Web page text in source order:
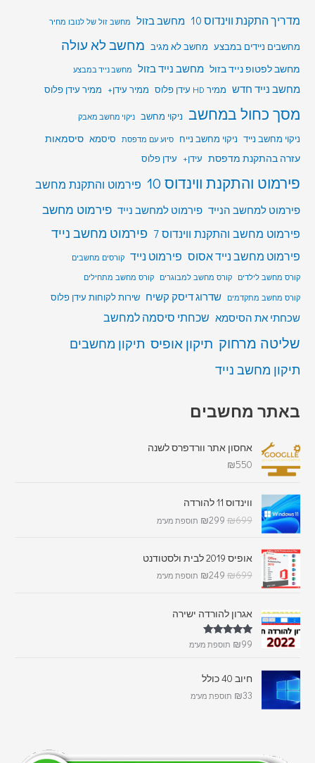
מדריך התקנת ווינדוס 10 מחשב בזול מחשב זול של לנובו מחיר
מחשבים ניידים במבצע מחשב לא מגיב מחשב לא עולה
מחשב לפטופ נייד בזול מחשב נייד בזול מחשב נייד במבצע
מחשב נייד חדש ממיר HD עידן פלוס ממיר עידן+ ממיר עידן פלוס
מסך כחול במחשב ניקוי מחשב ניקוי מחשב מאבק
ניקוי מחשב נייד ניקוי מחשב נייח סיוע עם מדפסת סיסמא סיסמאות
עזרה בהתקנת מדפסת עידן+ עידן פלוס
פירמוט והתקנת ווינדוס 10 פירמוט והתקנת מחשב
פירמוט למחשב הנייד פירמוט למחשב נייד פירמוט מחשב
פירמוט מחשב והתקנת ווינדוס 7
פירמוט מחשב נייד
פירמוט מחשב נייד אסוס פירמוט נייד
קורסים מחשבים
קורס מחשב לילדים קורס מחשב למבוגרים קורס מחשב מתחילים
קורס מחשב מתקדמים שדרוג דיסק קשיח שירות לקוחות עידן פלוס
שכחתי את הסיסמא שכחתי סיסמה למחשב
שליטה מרחוק תיקון אופיס תיקון מחשבים
תיקון מחשב נייד
באתר מחשבים
אחסון אתר וורדפרס לשנה
₪550
ווינדוס 11 להורדה
₪699
₪299 תוספת מע"מ
אופיס 2019 לבית ולסטודנט
₪699
₪249 תוספת מע"מ
אגרון להורדה ישירה
דורג5.00₪99 תוספת מע"מ
חיוב 40 כולל
₪33 תוספת מע"מ